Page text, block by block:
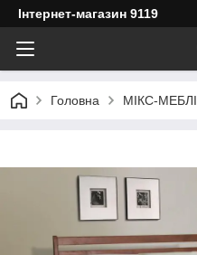
Інтернет-магазин 9119
Головна МІКС-МЕБЛІ